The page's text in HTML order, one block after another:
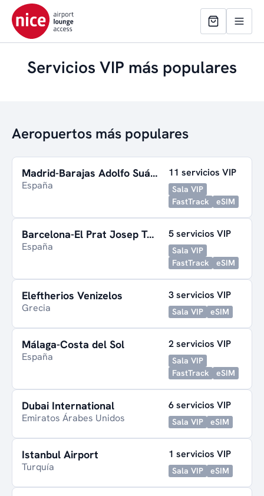
Servicios VIP más populares
Aeropuertos más populares
Madrid-Barajas Adolfo Suárez
España
11 servicios VIP
Sala VIP
FastTrack
eSIM
Barcelona-El Prat Josep Tarradellas
España
5 servicios VIP
Sala VIP
FastTrack
eSIM
Eleftherios Venizelos
Grecia
3 servicios VIP
Sala VIP eSIM
Málaga-Costa del Sol
España
2 servicios VIP
Sala VIP
FastTrack
eSIM
Dubai International
Emiratos Árabes Unidos
6 servicios VIP
Sala VIP eSIM
Istanbul Airport
Turquía
1 servicios VIP
Sala VIP eSIM